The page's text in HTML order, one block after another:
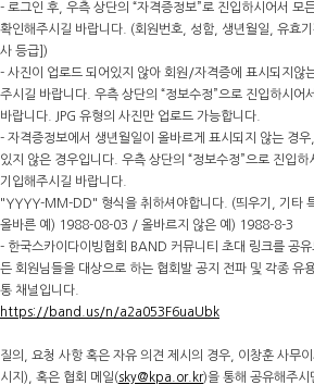
- 로그인 후, 우측 상단의 “자격증정보”로 진입하시어서 모
확인해주시길 바랍니다. (회원번호, 성함, 생년월일, 유효
사 등급])
- 사진이 업로드 되어있지 않아 회원/자격증에 표시되지않
주시길 바랍니다. 우측 상단의 “정보수정”으로 진입하시어
바랍니다. JPG 유형의 사진만 업로드 가능합니다.
- 자격증정보에서 생년월일이 올바르게 표시되지 않는 경
있지 않은 경우입니다. 우측 상단의 “정보수정”으로 진입하
기입해주시길 바랍니다.
"YYYY-MM-DD" 형식을 취하셔야합니다. (띄우기, 기타
올바른 예) 1988-08-03 / 올바르지 않은 예) 1988-8-3
- 한국스카이다이빙협회 BAND 커뮤니티 초대 링크를 공
든 회원님들을 대상으로 하는 협회발 공지 전파 및 각종 유
통 채널입니다.
https://band.us/n/a2a053F6uaUbk
질의, 요청 사항 혹은 자유 의견 제시의 경우, 이창훈 사무
시지), 혹은 협회 메일(sky@kpa.or.kr)을 통해 공유해주시